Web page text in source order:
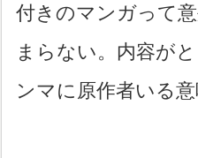
付きのマンガって
まらない。内容が
ンマに原作者いる